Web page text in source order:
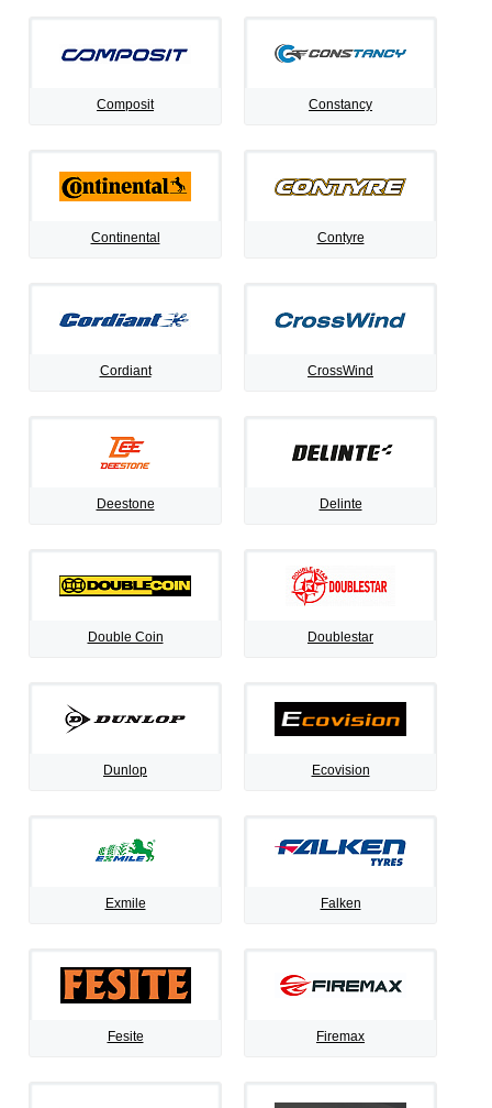
Composit Constancy
Continental Contyre
Cordiant CrossWind
Deestone Delinte
Double Coin Doublestar
Dunlop Ecovision
Exmile Falken
Fesite Firemax